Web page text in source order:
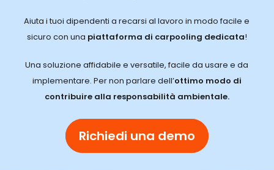
Aiuta i tuoi dipendenti a recarsi al lavoro in modo facile e
sicuro con una piattaforma di carpooling dedicata!
Una soluzione affidabile e versatile, facile da usare e da
implementare. Per non parlare dell’ottimo modo di
contribuire alla responsabilità ambientale.
Richiedi una demo